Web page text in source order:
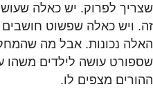
שצריך לפרוק. יש כאלה
זה. ויש כאלה שפשוט חושבים
האלה נכונות. אבל מה
שספורט עושה לילדים משהו
ההורים מצפים לו.